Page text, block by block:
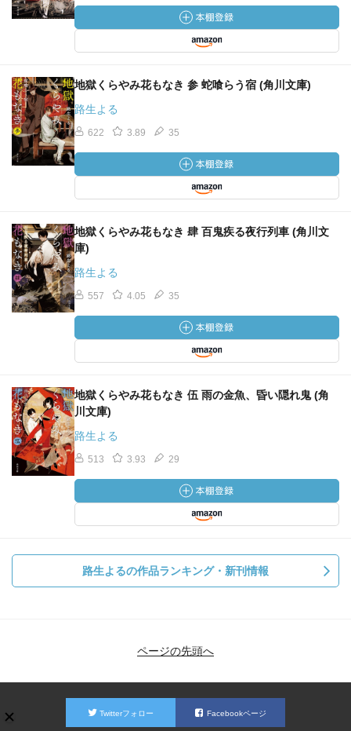
地獄くらやみ花もなき 参 蛇喰らう宿 (角川文庫)
路生よる
622 3.89 35
地獄くらやみ花もなき 肆 百鬼疾る夜行列車 (角川文
庫)
路生よる
557 4.05 35
地獄くらやみ花もなき 伍 雨の金魚、昏い隠れ鬼 (角
川文庫)
路生よる
513 3.93 29
路生よるの作品ランキング・新刊情報
ページの先頭へ
Twitterフォロー Facebookページ